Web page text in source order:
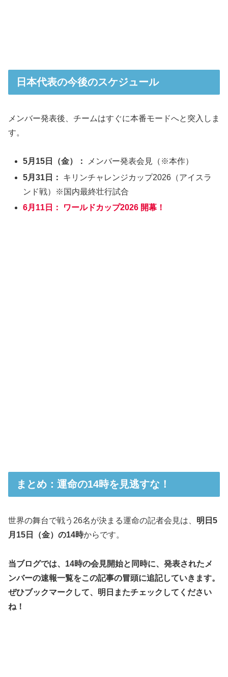
日本代表の今後のスケジュール
メンバー発表後、チームはすぐに本番モードへと突入しま
す。
5月15日（金）：
メンバー発表会見（※本作）
5月31日：
キリンチャレンジカップ2026（アイスラ
ンド戦）※国内最終壮行試合
6月11日：
ワールドカップ2026 開幕！
まとめ：運命の14時を見逃すな！
世界の舞台で戦う26名が決まる運命の記者会見は、 明日5
月15日（金）の14時からです。
当ブログでは、14時の会見開始と同時に、発表されたメ
ンバーの速報一覧をこの記事の冒頭に追記していきます。
ぜひブックマークして、明日またチェックしてください
ね！